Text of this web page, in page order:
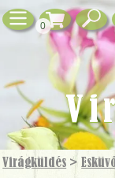
0
Virágküldés >